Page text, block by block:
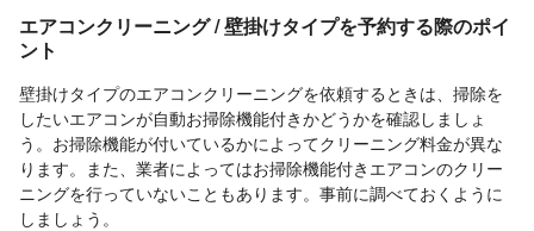
エアコンクリーニング / 壁掛けタイプを予約する際のポイ
ント
壁掛けタイプのエアコンクリーニングを依頼するときは、掃除を
したいエアコンが自動お掃除機能付きかどうかを確認しましょ
う。お掃除機能が付いているかによってクリーニング料金が異な
ります。また、業者によってはお掃除機能付きエアコンのクリー
ニングを行っていないこともあります。事前に調べておくように
しましょう。